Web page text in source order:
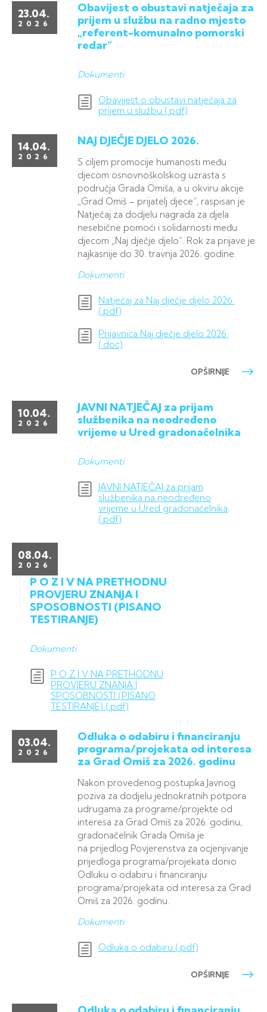
23.04.
2026
Obavijest o obustavi natječaja za
prijem u službu na radno mjesto
„referent-komunalno pomorski
redar“
Dokumenti
Obavijest o obustavi natječaja za
prijem u službu (.pdf)
14.04.
2026
NAJ DJEČJE DJELO 2026.
S ciljem promocije humanosti među
djecom osnovnoškolskog uzrasta s
područja Grada Omiša, a u okviru akcije
„Grad Omiš – prijatelj djece“, raspisan je
Natječaj za dodjelu nagrada za djela
nesebične pomoći i solidarnosti među
djecom „Naj dječje djelo“. Rok za prijave je
najkasnije do 30. travnja 2026. godine.
Dokumenti
Natječaj za Naj dječje djelo 2026.
(.pdf)
Prijavnica Naj dječje djelo 2026.
(.doc)
OPŠIRNIJE
10.04.
2026
JAVNI NATJEČAJ za prijam
službenika na neodređeno
vrijeme u Ured gradonačelnika
Dokumenti
JAVNI NATJEČAJ za prijam
službenika na neodređeno
vrijeme u Ured gradonačelnika
(.pdf)
08.04.
2026
P O Z I V NA PRETHODNU
PROVJERU ZNANJA I
SPOSOBNOSTI (PISANO
TESTIRANJE)
Dokumenti
P O Z I V NA PRETHODNU
PROVJERU ZNANJA I
SPOSOBNOSTI (PISANO
TESTIRANJE) (.pdf)
03.04.
2026
Odluka o odabiru i financiranju
programa/projekata od interesa
za Grad Omiš za 2026. godinu
Nakon provedenog postupka Javnog
poziva za dodjelu jednokratnih potpora
udrugama za programe/projekte od
interesa za Grad Omiš za 2026. godinu,
gradonačelnik Grada Omiša je
na prijedlog Povjerenstva za ocjenjivanje
prijedloga programa/projekata donio
Odluku o odabiru i financiranju
programa/projekata od interesa za Grad
Omiš za 2026. godinu.
Dokumenti
Odluka o odabiru (.pdf)
OPŠIRNIJE